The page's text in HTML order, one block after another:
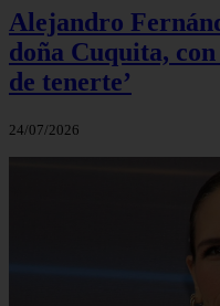
Alejandro
doña Cuquita,
de tenerte’
24/07/2026